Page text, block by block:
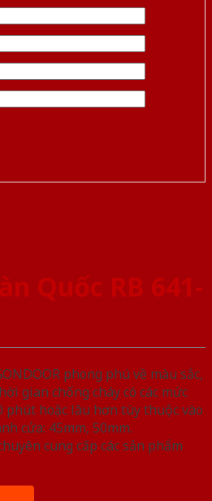
Quốc RB 641-
phong phú về màu sắc,
gian chống cháy có các mức
phút hoặc lâu hơn tùy thuộc vào
cửa: 45mm, 50mm.
cung cấp các sản phẩm